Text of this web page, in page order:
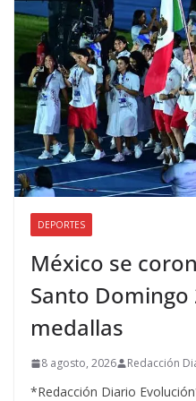
DEPORTES
México se
Santo Domingo
medallas
8 agosto, 2026 Redacción
*Redacción Diario